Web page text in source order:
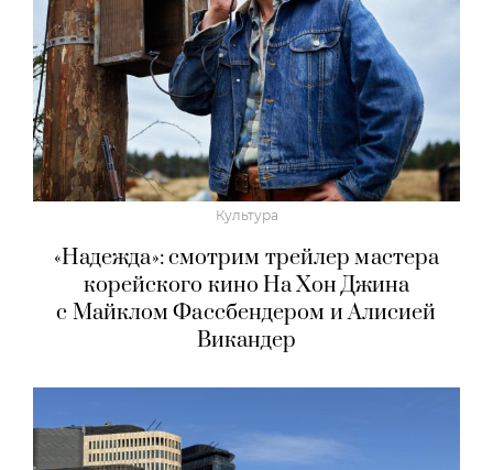
Культура
«Надежда»: смотрим трейлер мастера
корейского кино На Хон Джина
с Майклом Фассбендером и Алисией
Викандер